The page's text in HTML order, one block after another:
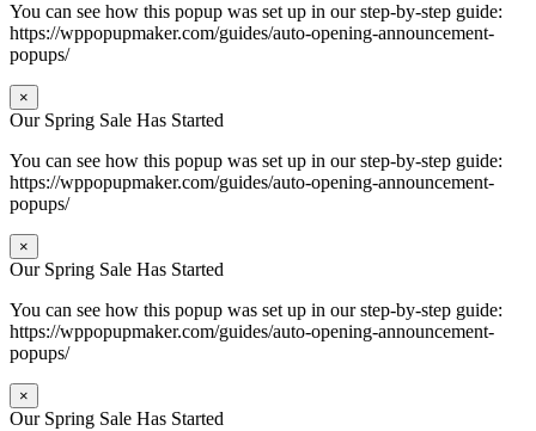
You can see how this popup was set up in our step-by-step guide:
https://wppopupmaker.com/guides/auto-opening-announcement-
popups/
×
Our Spring Sale Has Started
You can see how this popup was set up in our step-by-step guide:
https://wppopupmaker.com/guides/auto-opening-announcement-
popups/
×
Our Spring Sale Has Started
You can see how this popup was set up in our step-by-step guide:
https://wppopupmaker.com/guides/auto-opening-announcement-
popups/
×
Our Spring Sale Has Started